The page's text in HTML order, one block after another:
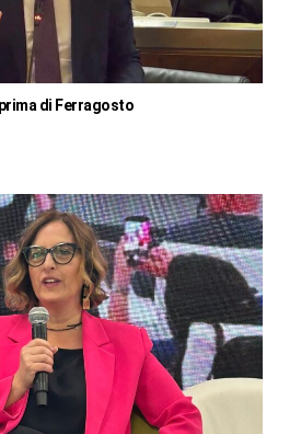
di Ferragosto